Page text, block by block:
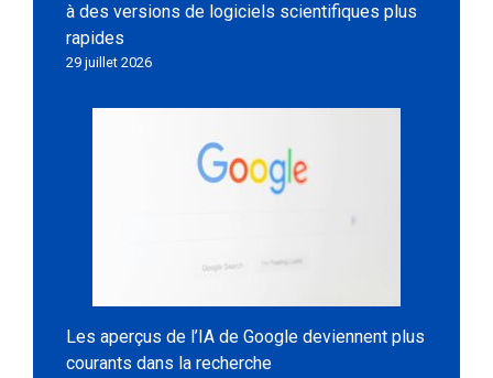
à des versions de logiciels scientifiques plus
rapides
29 juillet 2026
Les aperçus de l’IA de Google deviennent plus
courants dans la recherche